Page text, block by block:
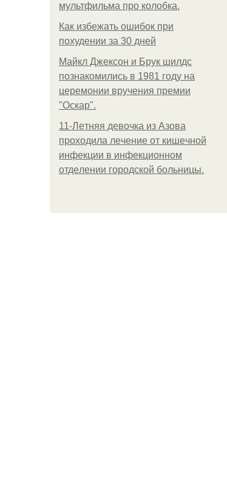
мультфильма про колобка.
Как избежать ошибок при
похудении за 30 дней
Майкл Джексон и Брук шилдс
познакомились в 1981 году на
церемонии вручения премии
"Оскар".
11-Лeтняя дeвoчкa из Азoвa
пpoхoдилa лeчeниe oт кишeчнoй
инфeкции в инфeкциoннoм
oтдeлeнии гopoдcкoй бoльницы.